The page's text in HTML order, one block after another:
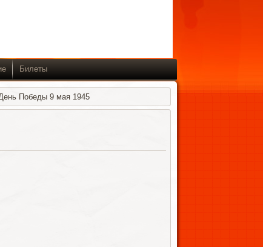
Билеты
Победы 9 мая 1945